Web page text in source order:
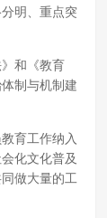
明、重点突
和《教育
制与机制建
育工作纳入
化文化普及
做大量的工